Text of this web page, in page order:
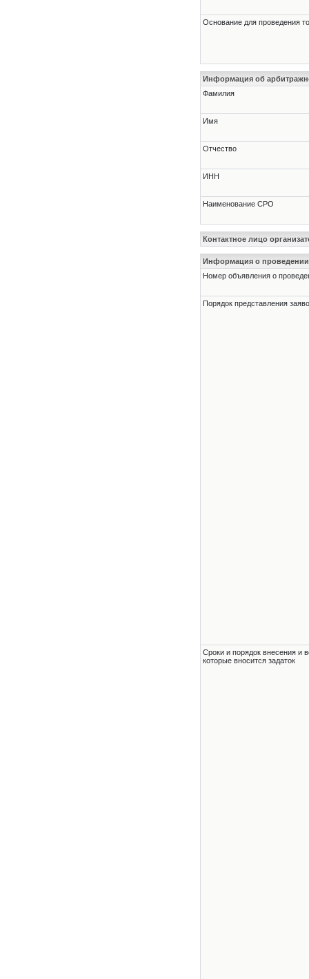
Основание для проведения
Информация об
Фамилия
Имя
Отчество
ИНН
Наименование СРО
Контактное лицо
Информация о проведении
Номер объявления о
Порядок представления
Сроки и порядок внесения и
которые вносится задаток